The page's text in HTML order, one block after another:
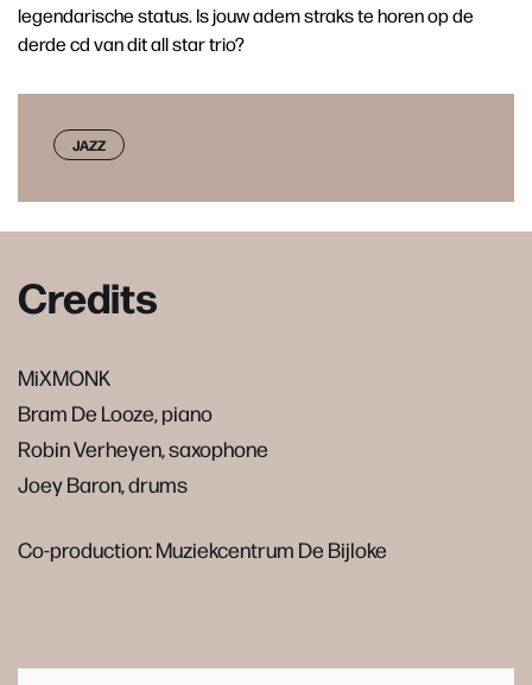
legendarische status. Is jouw adem straks te horen op de
derde cd van dit all star trio?
JAZZ
Credits
MiXMONK
Bram De Looze, piano
Robin Verheyen, saxophone
Joey Baron, drums
Co-production: Muziekcentrum De Bijloke